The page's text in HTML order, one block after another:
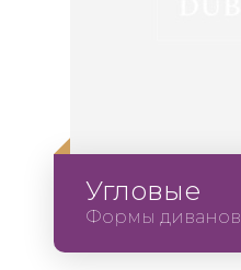
Угловые
Формы диванов